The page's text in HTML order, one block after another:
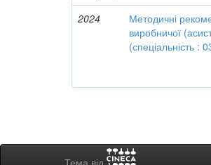
2024
Методичні
виробничої
(спеціальність :